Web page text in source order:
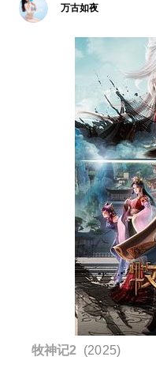
万古如夜
牧神记2 (2025)